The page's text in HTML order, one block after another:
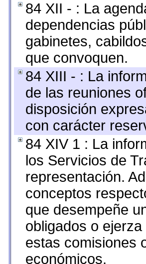
84 XII - : La
dependencias
gabinetes,
que convoquen.
84 XIII - : La
de las reuniones
disposición
con carácter
84 XIV 1 : La
los Servicios de
representación.
conceptos
que desempeñe
obligados o
estas comisiones
económicos.